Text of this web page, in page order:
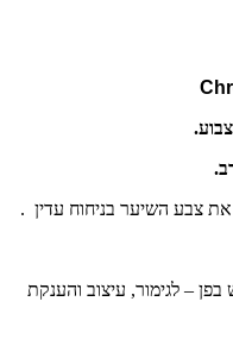
צבע השיער בניחוח עדין .
בפן – לגימור, עיצוב והענקת